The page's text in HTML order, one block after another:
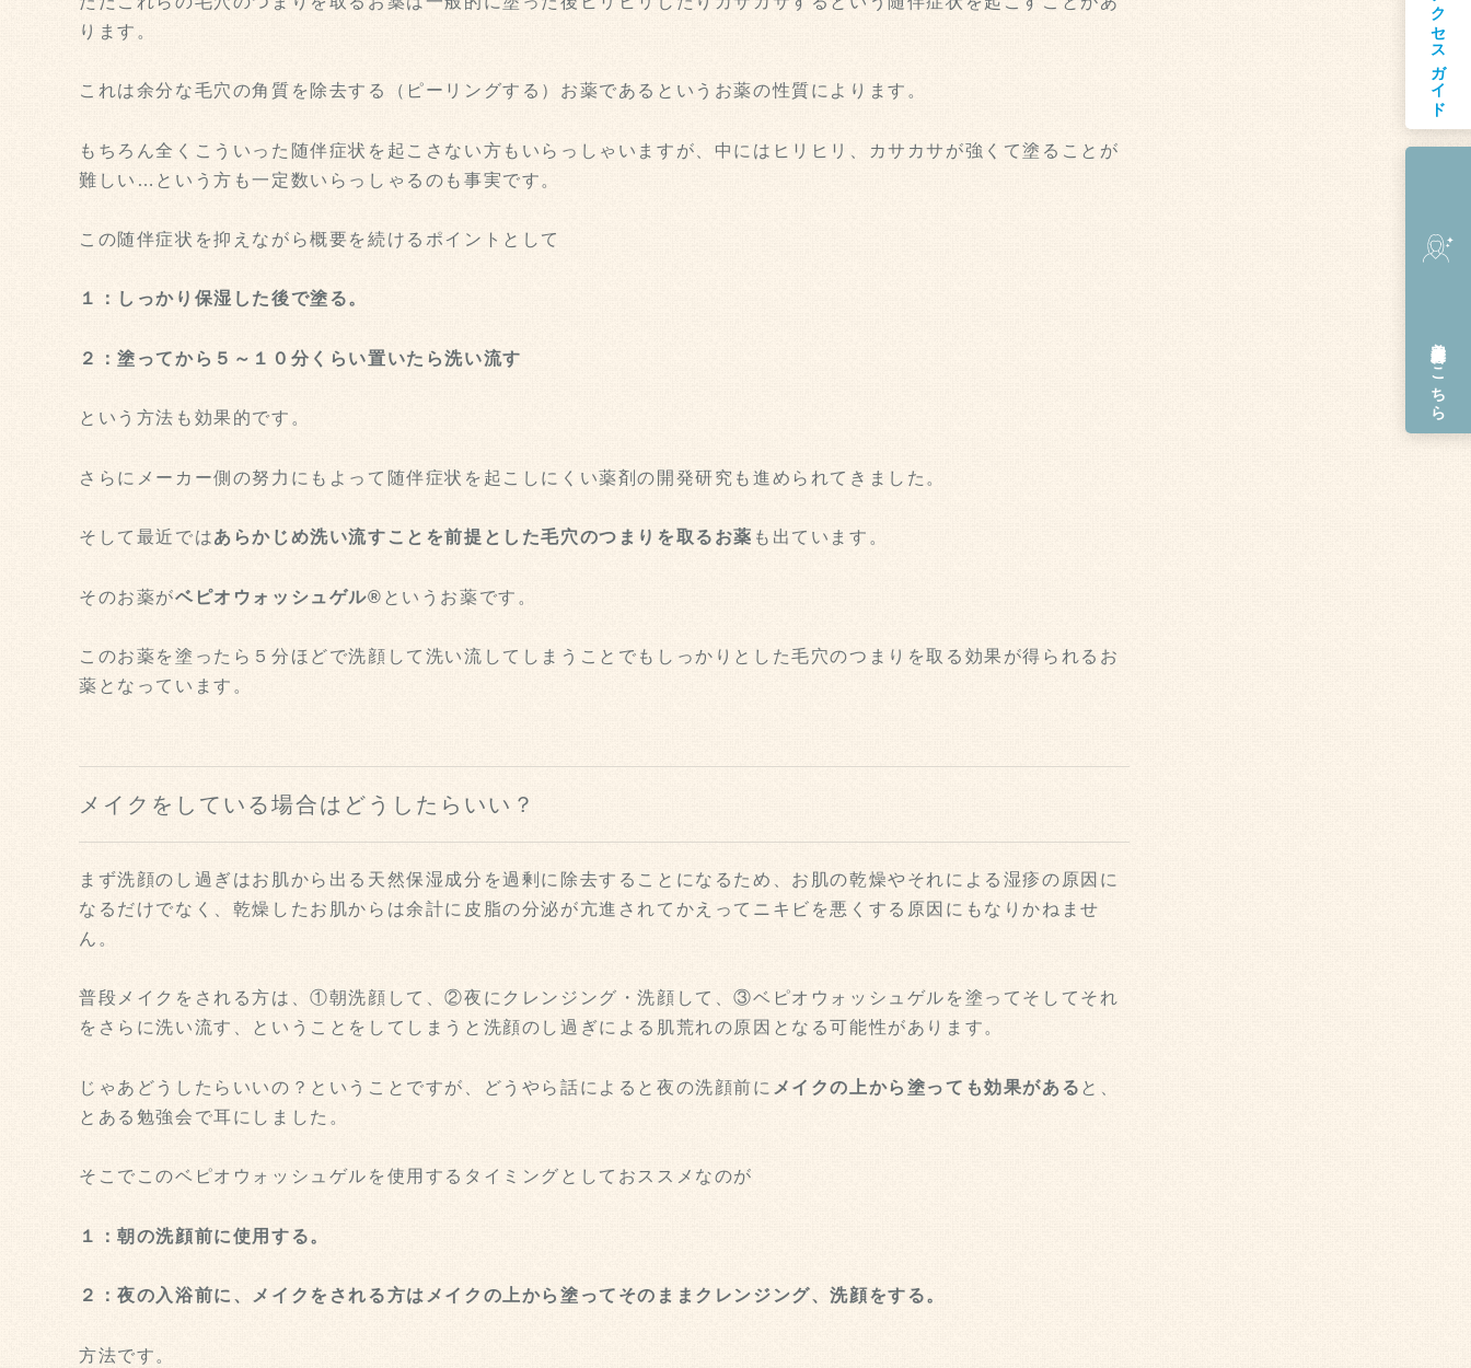
アクセスガイド
はこちら
ります。
これは余分な毛穴の角質を除去する（ピーリングする）お薬であるというお薬の性質によります。
もちろん全くこういった随伴症状を起こさない方もいらっしゃいますが、中にはヒリヒリ、カサカサが強くて塗ることが
難しい…という方も一定数いらっしゃるのも事実です。
この随伴症状を抑えながら概要を続けるポイントとして
１：しっかり保湿した後で塗る。
２：塗ってから５～１０分くらい置いたら洗い流す
という方法も効果的です。
さらにメーカー側の努力にもよって随伴症状を起こしにくい薬剤の開発研究も進められてきました。
そして最近ではあらかじめ洗い流すことを前提とした毛穴のつまりを取るお薬 も出ています。
そのお薬がベピオウォッシュゲル® というお薬です。
このお薬を塗ったら５分ほどで洗顔して洗い流してしまうことでもしっかりとした毛穴のつまりを取る効果が得られるお
薬となっています。
メイクをしている場合はどうしたらいい？
まず洗顔のし過ぎはお肌から出る天然保湿成分を過剰に除去することになるため、お肌の乾燥やそれによる湿疹の原因に
なるだけでなく、乾燥したお肌からは余計に皮脂の分泌が亢進されてかえってニキビを悪くする原因にもなりかねませ
ん。
普段メイクをされる方は、①朝洗顔して、②夜にクレンジング・洗顔して、③ベピオウォッシュゲルを塗ってそしてそれ
をさらに洗い流す、ということをしてしまうと洗顔のし過ぎによる肌荒れの原因となる可能性があります。
じゃあどうしたらいいの？ということですが、どうやら話によると夜の洗顔前に メイクの上から塗っても効果がある と、
とある勉強会で耳にしました。
そこでこのベピオウォッシュゲルを使用するタイミングとしておススメなのが
１：朝の洗顔前に使用する。
２：夜の入浴前に、メイクをされる方はメイクの上から塗ってそのままクレンジング、洗顔をする。
方法です。